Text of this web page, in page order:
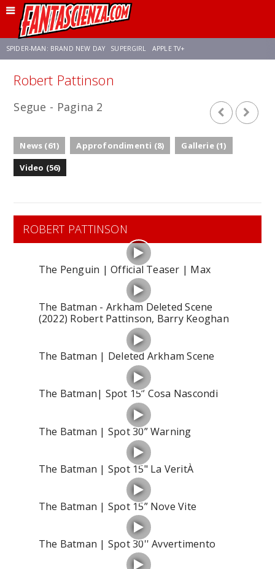
SPIDER-MAN: BRAND NEW DAY SUPERGIRL APPLE TV+
Robert Pattinson
Segue - Pagina 2
News (61) Approfondimenti (8)
Gallerie (1)
Video (56)
ROBERT PATTINSON
The Penguin | Official Teaser | Max
The Batman - Arkham Deleted Scene
(2022) Robert Pattinson, Barry Keoghan
The Batman | Deleted Arkham Scene
The Batman| Spot 15” Cosa Nascondi
The Batman | Spot 30” Warning
The Batman | Spot 15" La VeritÀ
The Batman | Spot 15” Nove Vite
The Batman | Spot 30'' Avvertimento